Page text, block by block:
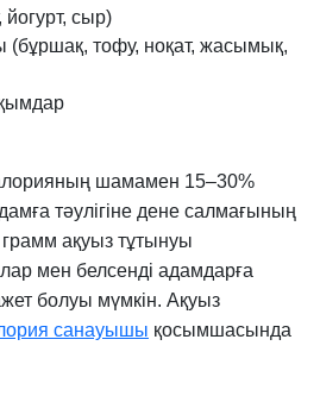
йогурт, сыр)
(бұршақ, тофу, ноқат, жасымық,
шамамен 15–30%
тәулігіне дене салмағының
ақуыз тұтынуы
мен белсенді адамдарға
болуы мүмкін. Ақуыз
санауышы қосымшасында